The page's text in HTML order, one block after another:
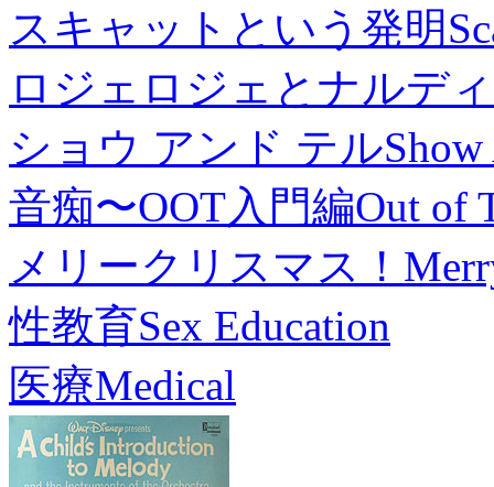
スキャットという発明
ロジェロジェとナルデ
ショウ アンド テル
音痴〜OOT入門編Out of
メリークリスマス！
性教育Sex Education
医療Medical